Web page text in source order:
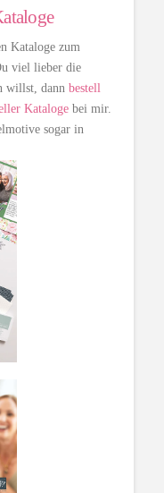
Kataloge zum
viel lieber die
willst, dannbestell
Kataloge bei mir.
sogar in